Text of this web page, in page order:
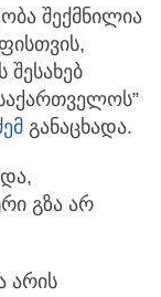
შექმნილია
შესახებ
განაცხადა.
გზა არ
არის